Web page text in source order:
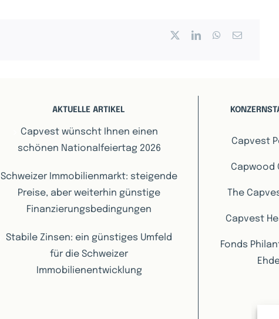
AKTUELLE ARTIKEL
Capvest wünscht Ihnen einen
schönen Nationalfeiertag 2026
Schweizer Immobilienmarkt: steigende
Preise, aber weiterhin günstige
Finanzierungsbedingungen
Stabile Zinsen: ein günstiges Umfeld
für die Schweizer
Immobilienentwicklung
Capvest
Capwood
The
Capvest
Fonds